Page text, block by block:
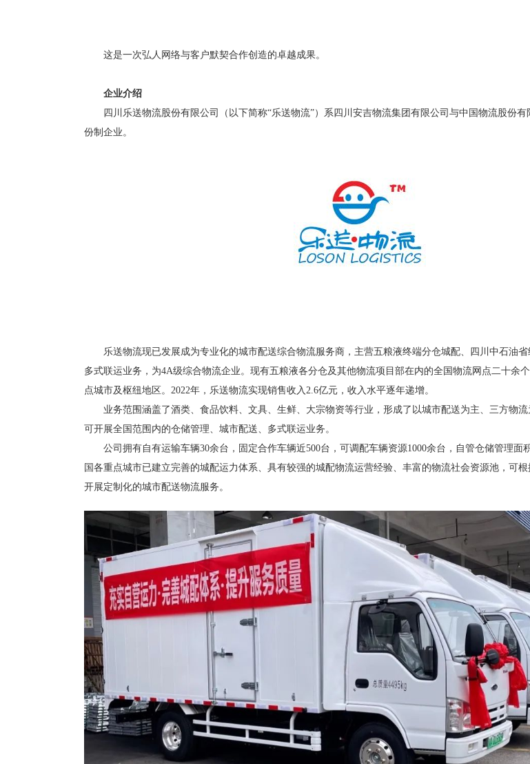
这是一次弘人网络与客户默契合作创造的卓越成果。
企业介绍
四川乐送物流股份有限公司（以下简称“乐送物流”）系四川安吉物流集团有限公司与中国物流股份
份制企业。
乐送物流现已发展成为专业化的城市配送综合物流服务商，主营五粮液终端分仓城配、四川中石油
多式联运业务，为4A级综合物流企业。现有五粮液各分仓及其他物流项目部在内的全国物流网点二十余
点城市及枢纽地区。2022年，乐送物流实现销售收入2.6亿元，收入水平逐年递增。
业务范围涵盖了酒类、食品饮料、文具、生鲜、大宗物资等行业，形成了以城市配送为主、三方物流
可开展全国范围内的仓储管理、城市配送、多式联运业务。
公司拥有自有运输车辆30余台，固定合作车辆近500台，可调配车辆资源1000余台，自管仓储管理面
国各重点城市已建立完善的城配运力体系、具有较强的城配物流运营经验、丰富的物流社会资源池，可
开展定制化的城市配送物流服务。